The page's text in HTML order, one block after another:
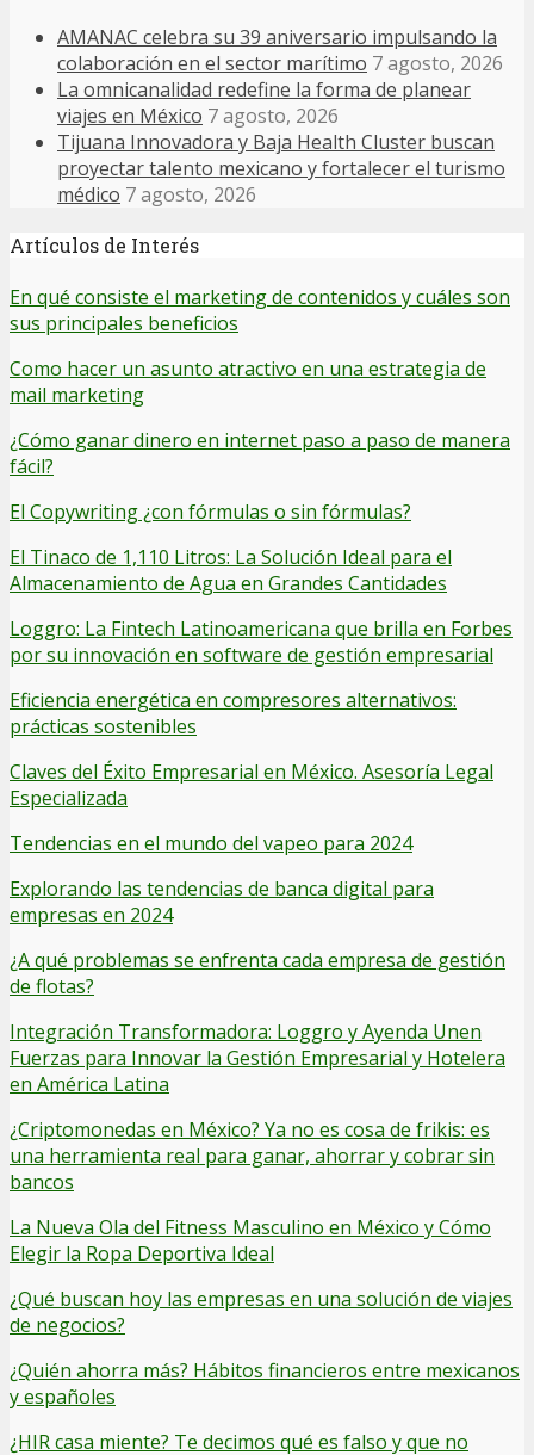
AMANAC celebra su 39 aniversario impulsando la
colaboración en el sector marítimo 7 agosto, 2026
La omnicanalidad redefine la forma de planear
viajes en México 7 agosto, 2026
Tijuana Innovadora y Baja Health Cluster buscan
proyectar talento mexicano y fortalecer el turismo
médico 7 agosto, 2026
Artículos de Interés
En qué consiste el marketing de contenidos y cuáles son
sus principales beneficios
Como hacer un asunto atractivo en una estrategia de
mail marketing
¿Cómo ganar dinero en internet paso a paso de manera
fácil?
El Copywriting ¿con fórmulas o sin fórmulas?
El Tinaco de 1,110 Litros: La Solución Ideal para el
Almacenamiento de Agua en Grandes Cantidades
Loggro: La Fintech Latinoamericana que brilla en Forbes
por su innovación en software de gestión empresarial
Eficiencia energética en compresores alternativos:
prácticas sostenibles
Claves del Éxito Empresarial en México. Asesoría Legal
Especializada
Tendencias en el mundo del vapeo para 2024
Explorando las tendencias de banca digital para
empresas en 2024
¿A qué problemas se enfrenta cada empresa de gestión
de flotas?
Integración Transformadora: Loggro y Ayenda Unen
Fuerzas para Innovar la Gestión Empresarial y Hotelera
en América Latina
¿Criptomonedas en México? Ya no es cosa de frikis: es
una herramienta real para ganar, ahorrar y cobrar sin
bancos
La Nueva Ola del Fitness Masculino en México y Cómo
Elegir la Ropa Deportiva Ideal
¿Qué buscan hoy las empresas en una solución de viajes
de negocios?
¿Quién ahorra más? Hábitos financieros entre mexicanos
y españoles
¿HIR casa miente? Te decimos qué es falso y que no